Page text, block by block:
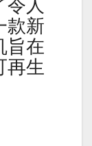
令人
款新
旨在
再生